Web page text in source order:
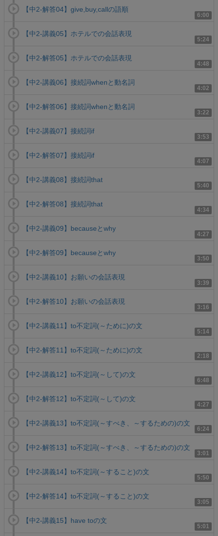
6:00
【中2-解答04】give,buy,callの語順
5:24
【中2-講義05】ホテルでの会話表現
4:48
【中2-解答05】ホテルでの会話表現
4:02
【中2-講義06】接続詞whenと動名詞
3:22
【中2-解答06】接続詞whenと動名詞
3:53
【中2-講義07】接続詞if
4:07
【中2-解答07】接続詞if
5:40
【中2-講義08】接続詞that
4:34
【中2-解答08】接続詞that
4:27
【中2-講義09】becauseとwhy
3:50
【中2-解答09】becauseとwhy
3:39
【中2-講義10】お願いの会話表現
3:16
【中2-解答10】お願いの会話表現
5:14
【中2-講義11】to不定詞(～ために)の文
2:18
【中2-解答11】to不定詞(～ために)の文
6:48
【中2-講義12】to不定詞(～して)の文
4:27
【中2-解答12】to不定詞(～して)の文
6:24
【中2-講義13】to不定詞(～すべき、～するための)の文
3:01
【中2-解答13】to不定詞(～すべき、～するための)の文
5:50
【中2-講義14】to不定詞(～すること)の文
3:05
【中2-解答14】to不定詞(～すること)の文
5:01
【中2-講義15】have toの文